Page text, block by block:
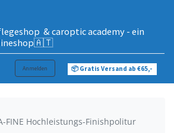
& caroptic academy - ein
Anmelden 📦 Gratis Versand ab €65,-
FINE Hochleistungs-Finishpolitur